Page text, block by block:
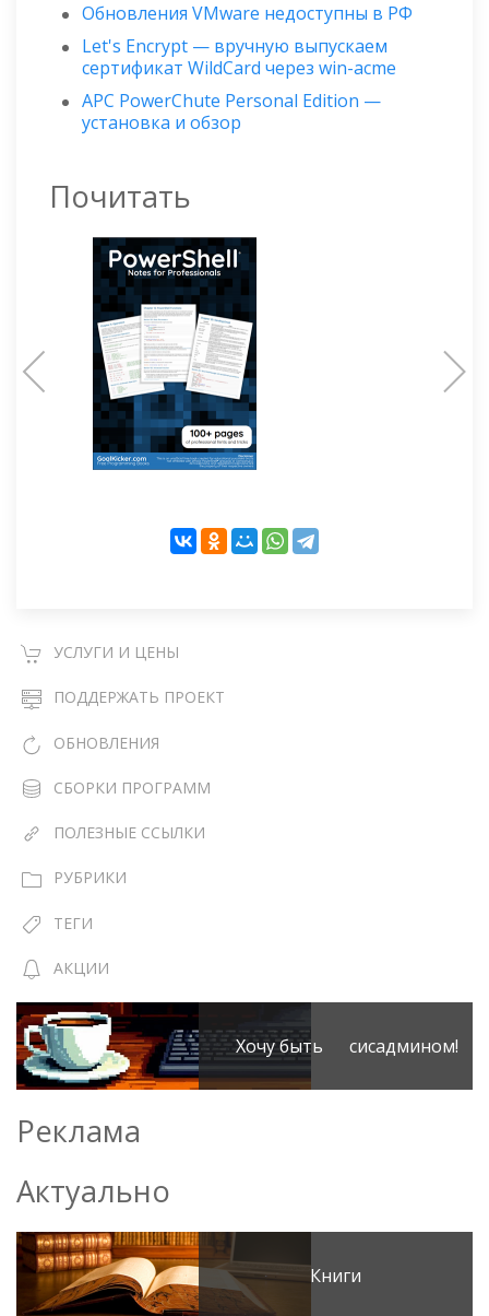
Обновления VMware недоступны в РФ
Let's Encrypt — вручную выпускаем
сертификат WildСard через win-acme
APC PowerChute Personal Edition —
установка и обзор
Почитать
УСЛУГИ И ЦЕНЫ
ПОДДЕРЖАТЬ ПРОЕКТ
ОБНОВЛЕНИЯ
СБОРКИ ПРОГРАММ
ПОЛЕЗНЫЕ ССЫЛКИ
РУБРИКИ
ТЕГИ
АКЦИИ
Хочу быть сисадмином!
Реклама
Актуально
Книги